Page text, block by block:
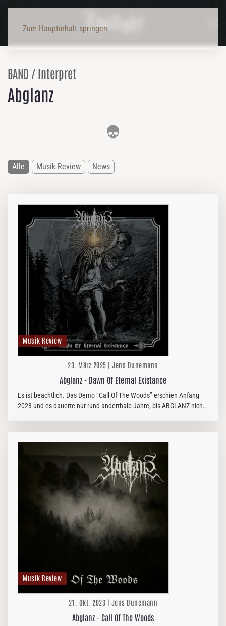
Zum Hauptinhalt springen
BAND / Interpret
Abglanz
Alle Musik Review News
Musik Review
23. März 2025 | Jens Dunemann
Abglanz - Dawn Of Eternal Existance
Es ist beachtlich. Das Demo “Call Of The Woods” erschien Anfang
2023 und es dauerte nur rund anderthalb Jahre, bis ABGLANZ nicht
Musik Review
21. Okt. 2023 | Jens Dunemann
Abglanz - Call Of The Woods